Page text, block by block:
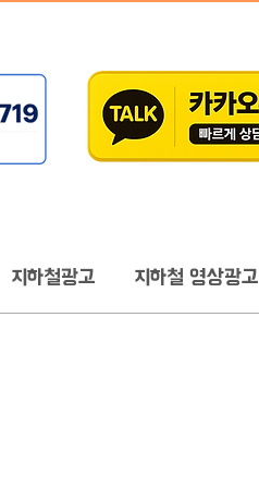
지하철광고 지하철 영상광고